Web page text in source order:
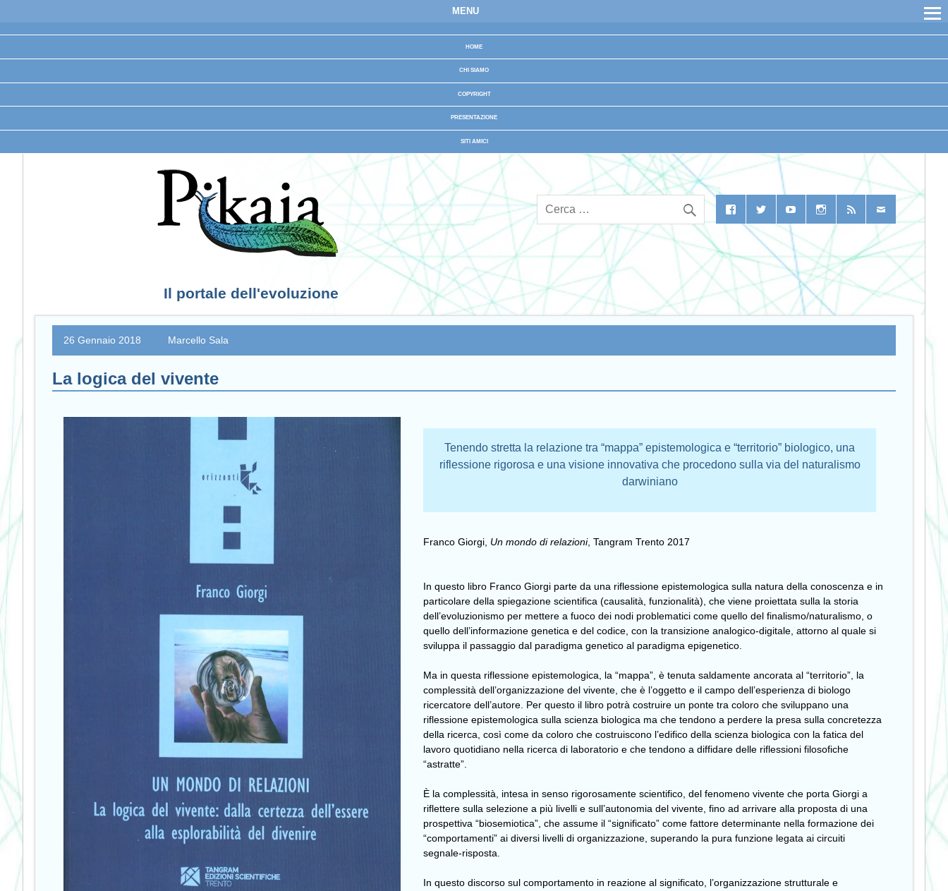
MENU
HOME
CHI SIAMO
COPYRIGHT
PRESENTAZIONE
SITI AMICI
Il portale dell'evoluzione
26 Gennaio 2018 Marcello Sala
La logica del vivente
Tenendo stretta la relazione tra “mappa” epistemologica e “territorio” biologico, una
riflessione rigorosa e una visione innovativa che procedono sulla via del naturalismo
darwiniano
Franco Giorgi, Un mondo di relazioni, Tangram Trento 2017
In questo libro Franco Giorgi parte da una riflessione epistemologica sulla natura della conoscenza e in
particolare della spiegazione scientifica (causalità, funzionalità), che viene proiettata sulla la storia
dell’evoluzionismo per mettere a fuoco dei nodi problematici come quello del finalismo/naturalismo, o
quello dell’informazione genetica e del codice, con la transizione analogico-digitale, attorno al quale si
sviluppa il passaggio dal paradigma genetico al paradigma epigenetico.
Ma in questa riflessione epistemologica, la “mappa”, è tenuta saldamente ancorata al “territorio”, la
complessità dell’organizzazione del vivente, che è l’oggetto e il campo dell’esperienza di biologo
ricercatore dell’autore. Per questo il libro potrà costruire un ponte tra coloro che sviluppano una
riflessione epistemologica sulla scienza biologica ma che tendono a perdere la presa sulla concretezza
della ricerca, così come da coloro che costruiscono l’edifico della scienza biologica con la fatica del
lavoro quotidiano nella ricerca di laboratorio e che tendono a diffidare delle riflessioni filosofiche
“astratte”.
È la complessità, intesa in senso rigorosamente scientifico, del fenomeno vivente che porta Giorgi a
riflettere sulla selezione a più livelli e sull’autonomia del vivente, fino ad arrivare alla proposta di una
prospettiva “biosemiotica”, che assume il “significato” come fattore determinante nella formazione dei
“comportamenti” ai diversi livelli di organizzazione, superando la pura funzione legata ai circuiti
segnale-risposta.
In questo discorso sul comportamento in reazione al significato, l’organizzazione strutturale e